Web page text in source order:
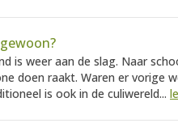
is weer aan de slag. Naar
doen raakt. Waren er vorige
is ook in de culiwereld...